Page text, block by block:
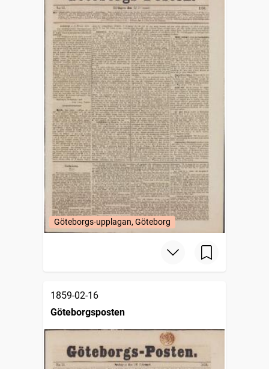
Göteborgs-upplagan, Göteborg
1859-02-16
Göteborgsposten